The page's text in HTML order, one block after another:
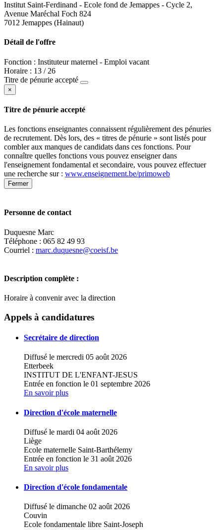
Institut Saint-Ferdinand - Ecole fond de Jemappes - Cycle 2,
Avenue Maréchal Foch 824
7012 Jemappes (Hainaut)
Détail de l'offre
Fonction : Instituteur maternel - Emploi vacant
Horaire : 13 / 26
Titre de pénurie accepté
×
Titre de pénurie accepté
Les fonctions enseignantes connaissent régulièrement des pénuries
de recrutement. Dès lors, des « titres de pénurie » sont listés pour
combler aux manques de candidats dans ces fonctions. Pour
connaître quelles fonctions vous pouvez enseigner dans
l'enseignement fondamental et secondaire, vous pouvez effectuer
une recherche sur : www.enseignement.be/primoweb
Fermer
Personne de contact
Duquesne Marc
Téléphone : 065 82 49 93
Courriel : marc.duquesne@coeisf.be
Description complète :
Horaire à convenir avec la direction
Institut Saint-Ferdinand - Ecole fond de
+
Leaflet|Map data ©
Appels à candidatures
Secrétaire de direction
Diffusé le mercredi 05 août 2026
Etterbeek
INSTITUT DE L'ENFANT-JESUS
Entrée en fonction le 01 septembre 2026
En savoir plus
Direction d'école maternelle
Diffusé le mardi 04 août 2026
Liège
Ecole maternelle Saint-Barthélemy
Entrée en fonction le 31 août 2026
En savoir plus
Direction d'école fondamentale
Diffusé le dimanche 02 août 2026
Couvin
Ecole fondamentale libre Saint-Joseph